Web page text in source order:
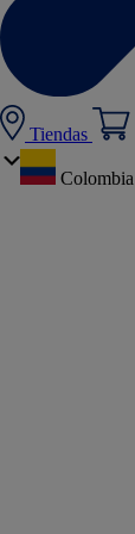
Tiendas
Colombia